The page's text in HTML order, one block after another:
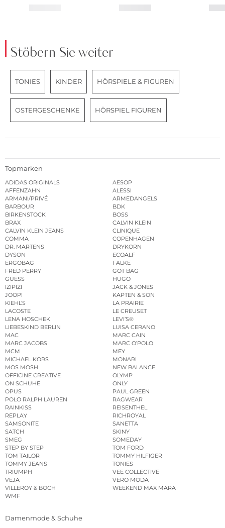
Stöbern Sie weiter
TONIES KINDER HÖRSPIELE & FIGUREN
OSTERGESCHENKE HÖRSPIEL FIGUREN
Topmarken
ADIDAS ORIGINALS
AESOP
AFFENZAHN
ALESSI
ARMANI/PRIVÉ
ARMEDANGELS
BARBOUR
BDK
BIRKENSTOCK
BOSS
BRAX
CALVIN KLEIN
CALVIN KLEIN JEANS
CLINIQUE
COMMA
COPENHAGEN
DR. MARTENS
DRYKORN
DYSON
ECOALF
ERGOBAG
FALKE
FRED PERRY
GOT BAG
GUESS
HUGO
IZIPIZI
JACK & JONES
JOOP!
KAPTEN & SON
KIEHL’S
LA PRAIRIE
LACOSTE
LE CREUSET
LENA HOSCHEK
LEVI’S®
LIEBESKIND BERLIN
LUISA CERANO
MAC
MARC CAIN
MARC JACOBS
MARC O’POLO
MCM
MEY
MICHAEL KORS
MONARI
MOS MOSH
NEW BALANCE
OFFICINE CREATIVE
OLYMP
ON SCHUHE
ONLY
OPUS
PAUL GREEN
POLO RALPH LAUREN
RAGWEAR
RAINKISS
REISENTHEL
REPLAY
RICHROYAL
SAMSONITE
SANETTA
SATCH
SKINY
SMEG
SOMEDAY
STEP BY STEP
TOM FORD
TOM TAILOR
TOMMY HILFIGER
TOMMY JEANS
TONIES
TRIUMPH
VEE COLLECTIVE
VEJA
VERO MODA
VILLEROY & BOCH
WEEKEND MAX MARA
WMF
Damenmode & Schuhe